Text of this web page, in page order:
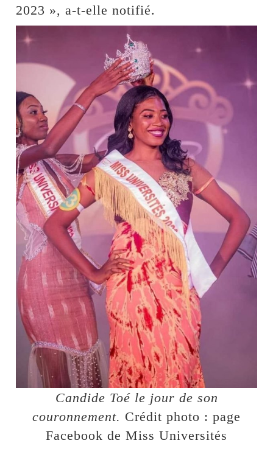
2023 », a-t-elle notifié.
Candide Toé le jour de son
couronnement. Crédit photo : page
Facebook de Miss Universités